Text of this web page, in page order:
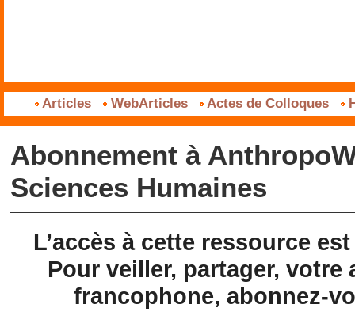
Articles WebArticles Actes de Colloques
Abonnement à
Sciences Humaines
L’accès à cette ressource
Pour veiller, partager,
francophone, abonnez-